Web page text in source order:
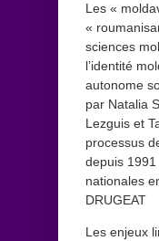
Les «
«
sciences
l’identité
autonome
par Natalia
Lezguis et
processus
depuis
nationales
DRUGEAT
Les enjeux